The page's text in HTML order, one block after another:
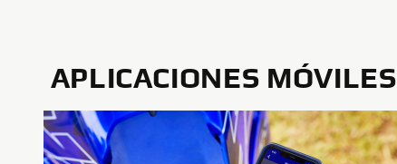
APLICACIONES MÓVILES